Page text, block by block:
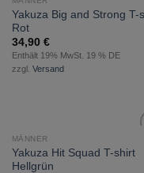
Yakuza Big and Strong T-
Rot
34,90 €
Enthält 19% MwSt. 19 % DE
zzgl. Versand
MÄNNER
Yakuza Hit Squad T-shirt
Hellgrün